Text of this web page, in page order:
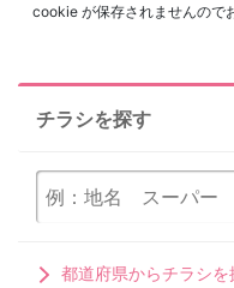
cookie が保存されませんので
チラシを探す
都道府県からチラシを